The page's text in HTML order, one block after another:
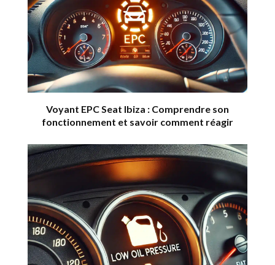
Voyant EPC Seat Ibiza : Comprendre son
fonctionnement et savoir comment réagir